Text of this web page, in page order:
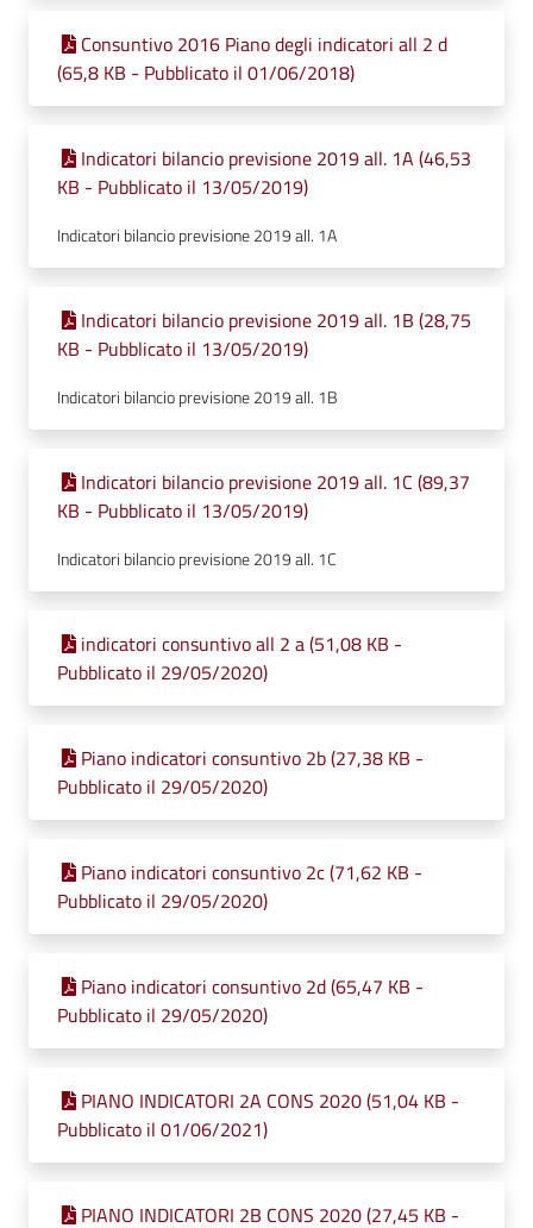
Consuntivo 2016 Piano degli indicatori all 2 d
(65,8 KB - Pubblicato il 01/06/2018)
Indicatori bilancio previsione 2019 all. 1A (46,53
KB - Pubblicato il 13/05/2019)
Indicatori bilancio previsione 2019 all. 1A
Indicatori bilancio previsione 2019 all. 1B (28,75
KB - Pubblicato il 13/05/2019)
Indicatori bilancio previsione 2019 all. 1B
Indicatori bilancio previsione 2019 all. 1C (89,37
KB - Pubblicato il 13/05/2019)
Indicatori bilancio previsione 2019 all. 1C
indicatori consuntivo all 2 a (51,08 KB -
Pubblicato il 29/05/2020)
Piano indicatori consuntivo 2b (27,38 KB -
Pubblicato il 29/05/2020)
Piano indicatori consuntivo 2c (71,62 KB -
Pubblicato il 29/05/2020)
Piano indicatori consuntivo 2d (65,47 KB -
Pubblicato il 29/05/2020)
PIANO INDICATORI 2A CONS 2020 (51,04 KB -
Pubblicato il 01/06/2021)
PIANO INDICATORI 2B CONS 2020 (27,45 KB -